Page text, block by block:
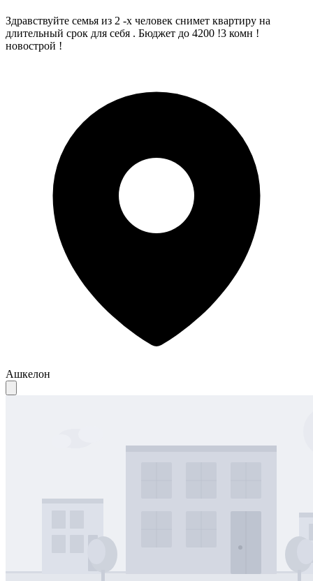
Здравствуйте семья из 2 -х человек снимет квартиру на
длительный срок для себя . Бюджет до 4200 !3 комн !
новострой !
Ашкелон